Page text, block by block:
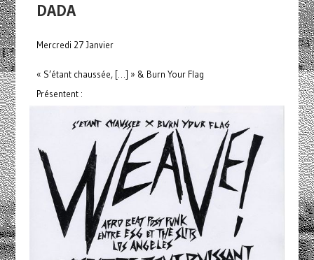
DADA
Mercredi 27 Janvier
« S’étant chaussée, […] » & Burn Your Flag
Présentent :